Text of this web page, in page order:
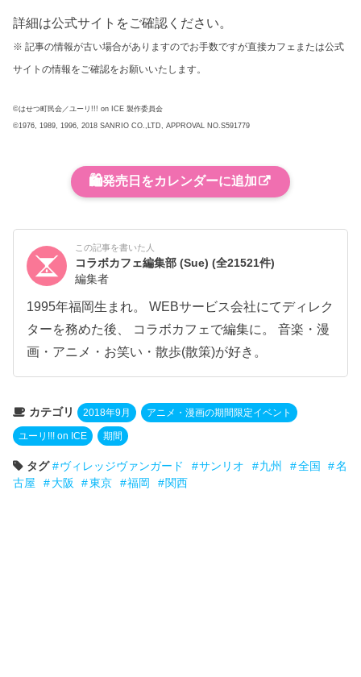
詳細は公式サイトをご確認ください。
※ 記事の情報が古い場合がありますのでお手数ですが直接カフェまたは公式
サイトの情報をご確認をお願いいたします。
©はせつ町民会／ユーリ!!! on ICE 製作委員会
©1976, 1989, 1996, 2018 SANRIO CO.,LTD, APPROVAL NO.S591779
🛍️発売日をカレンダーに追加
この記事を書いた人
コラボカフェ編集部 (Sue)(全21521件)
編集者
1995年福岡生まれ。 WEBサービス会社にてディレク
ターを務めた後、 コラボカフェで編集に。 音楽・漫
画・アニメ・お笑い・散歩(散策)が好き。
カテゴリ 2018年9月 アニメ・漫画の期間限定イベント
ユーリ!!! on ICE 期間
タグ ヴィレッジヴァンガード サンリオ 九州 全国
名
古屋
大阪 東京 福岡 関西